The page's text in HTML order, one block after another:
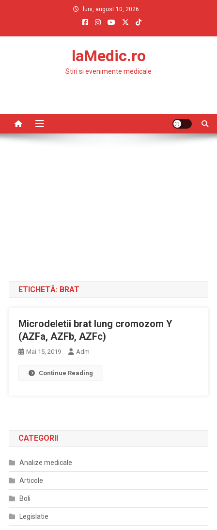
luni, august 10, 2026
laMedic.ro
Stiri si evenimente medicale
ETICHETĂ: BRAT
Microdeletii brat lung cromozom Y
(AZFa, AZFb, AZFc)
Mai 15, 2019 Adm
Continue Reading
CATEGORII
Analize medicale
Articole
Boli
Legislatie